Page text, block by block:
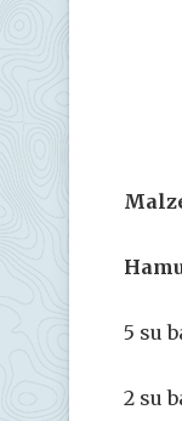
5 su
2 su